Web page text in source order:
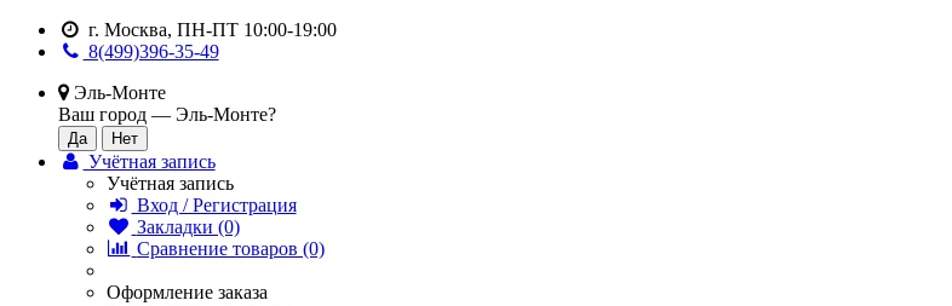
г. Москва, ПН-ПТ 10:00-19:00
8(499)396-35-49
Эль-Монте
Ваш город — Эль-Монте?
Учётная запись
Учётная запись
Вход / Регистрация
Закладки (0)
Сравнение товаров (0)
Оформление заказа